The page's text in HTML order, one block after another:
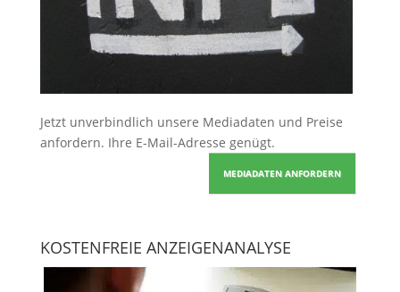
Jetzt unverbindlich unsere Mediadaten und Preise
anfordern. Ihre E-Mail-Adresse genügt.
MEDIADATEN ANFORDERN
KOSTENFREIE ANZEIGENANALYSE